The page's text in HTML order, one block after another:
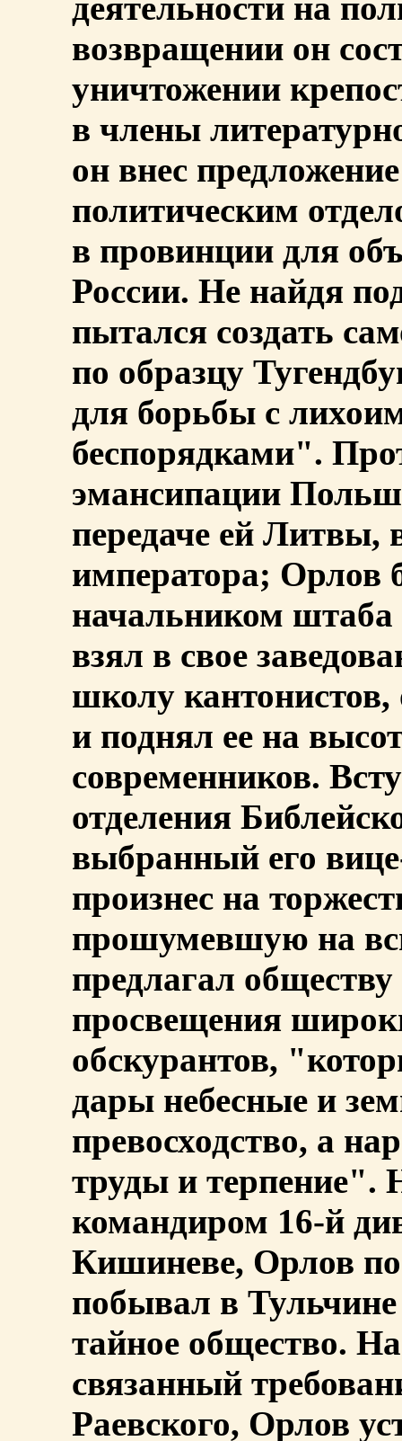
деятельности на
возвращении он
уничтожении
в члены
он внес
политическим
в провинции для
России. Не найдя
пытался создать
по образцу
для борьбы с
беспорядками".
эмансипации
передаче ей Литвы,
императора; Орлов
начальником штаба
взял в свое
школу
и поднял ее на
современников.
отделения
выбранный его
произнес на
прошумевшую на
предлагал
просвещения
обскурантов,
дары небесные и
превосходство, а
труды и терпение".
командиром 16-й
Кишиневе, Орлов по
побывал в
тайное общество.
связанный
Раевского, Орлов